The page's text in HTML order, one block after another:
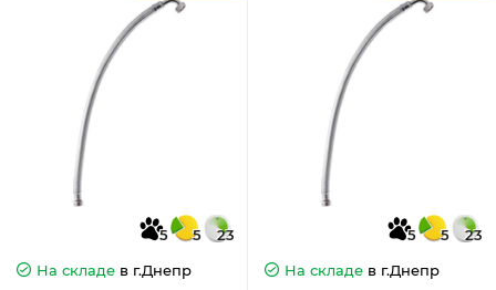
5 5
23
На складе в г.Днепр
5 5
23
На складе в г.Днепр